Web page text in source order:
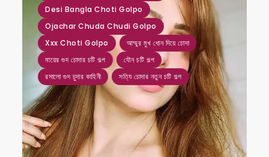
Desi Bangla Choti Golpo
Ojachar Chuda Chudi Golpo
Xxx Choti Golpo আম্মুর মুখ ধোন দিয়ে চোদা
মায়ের গুদ চোদার চটি গল্প যৌন চটি গল্প
রসালো গুদ চুদার কাহিনী সত্যি চোদার নতুন চটি গল্প